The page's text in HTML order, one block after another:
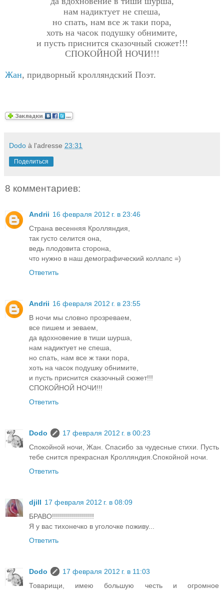
нам надиктует не спеша,
но спать, нам все ж таки пора,
хоть на часок подушку обнимите,
и пусть приснится сказочный сюжет!!!
СПОКОЙНОЙ НОЧИ!!!
Жан, придворный кролляндский Поэт.
Dodo à l'adresse 23:31
Поделиться
8 комментариев:
Andrii 16 февраля 2012 г. в 23:46
Страна весенняя Кролляндия,
так густо селится она,
ведь плодовита сторона,
что нужно в наш демографический коллапс =)
Ответить
Andrii 16 февраля 2012 г. в 23:55
В ночи мы словно прозреваем,
все пишем и зеваем,
да вдохновение в тиши шурша,
нам надиктует не спеша,
но спать, нам все ж таки пора,
хоть на часок подушку обнимите,
и пусть приснится сказочный сюжет!!!
СПОКОЙНОЙ НОЧИ!!!
Ответить
Dodo
17 февраля 2012 г. в 00:23
Спокойной ночи, Жан. Спасибо за чудесные стихи. Пусть
тебе снится прекрасная Кролляндия.Спокойной ночи.
Ответить
djill 17 февраля 2012 г. в 08:09
БРАВО!!!!!!!!!!!!!!!!!!!!!
Я у вас тихонечко в уголочке поживу...
Ответить
Dodo
17 февраля 2012 г. в 11:03
Товарищи, имею большую честь и огромное